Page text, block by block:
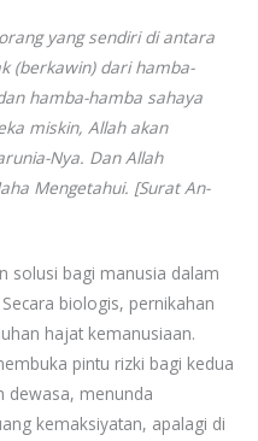
yang sendiri di antara
(berkawin) dari hamba-
hamba-hamba sahaya
miskin, Allah akan
Nya. Dan Allah
Mengetahui. [Surat An-
solusi bagi manusia dalam
biologis, pernikahan
hajat kemanusiaan.
pintu rizki bagi kedua
dewasa, menunda
kemaksiyatan, apalagi di